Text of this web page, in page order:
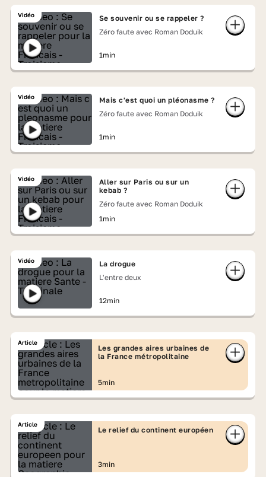
Vidéo
Se souvenir ou se rappeler ?
Zéro faute avec Roman Doduik
1min
Vidéo
Mais c'est quoi un pléonasme ?
Zéro faute avec Roman Doduik
1min
Vidéo
Aller sur Paris ou sur un
kebab ?
Zéro faute avec Roman Doduik
1min
Vidéo
La drogue
L'entre deux
12min
Article
Les grandes aires urbaines de
la France métropolitaine
5min
Article
Le relief du continent européen
3min